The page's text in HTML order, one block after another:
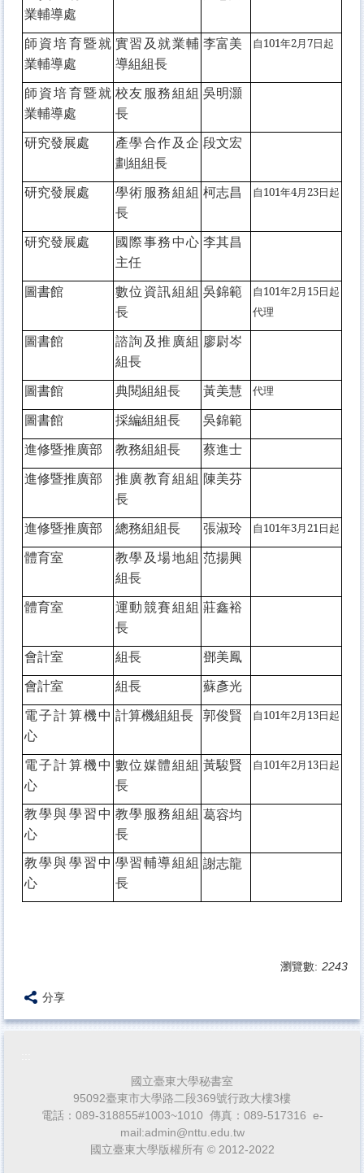
業輔導處
師資培育暨就
業輔導處
實習及就業輔
導組組長
李富美 自101年2月7日起
師資培育暨就
業輔導處
校友服務組組
長
吳明灝
研究發展處
產學合作及企
劃組組長
段文宏
研究發展處
學術服務組組
長
柯志昌 自101年4月23日起
研究發展處
國際事務中心
主任
李其昌
圖書館
數位資訊組組
長
吳錦範
自101年2月15日起
代理
圖書館
諮詢及推廣組
組長
廖尉岑
圖書館 典閱組組長 黃美慧 代理
圖書館 採編組組長
吳錦範
進修暨推廣部
教務組組長
蔡進士
進修暨推廣部
推廣教育組組
長
陳美芬
進修暨推廣部 總務組組長 張淑玲 自101年3月21日起
體育室
教學及場地組
組長
范揚興
體育室
運動競賽組組
長
莊鑫裕
會計室 組長
鄧美鳳
會計室
組長
蘇彥光
電子計算機中
心
計算機組組長 郭俊賢 自101年2月13日起
電子計算機中
心
數位媒體組組
長
黃駿賢 自101年2月13日起
教學與學習中
心
教學服務組組
長
葛容均
教學與學習中
心
學習輔導組組
長
謝志龍
瀏覽數: 2243
分享
國立臺東大學秘書室
95092臺東市大學路二段369號行政大樓3樓
電話：089-318855#1003~1010 傳真：089-517316 e-
mail:admin@nttu.edu.tw
國立臺東大學版權所有 © 2012-2022